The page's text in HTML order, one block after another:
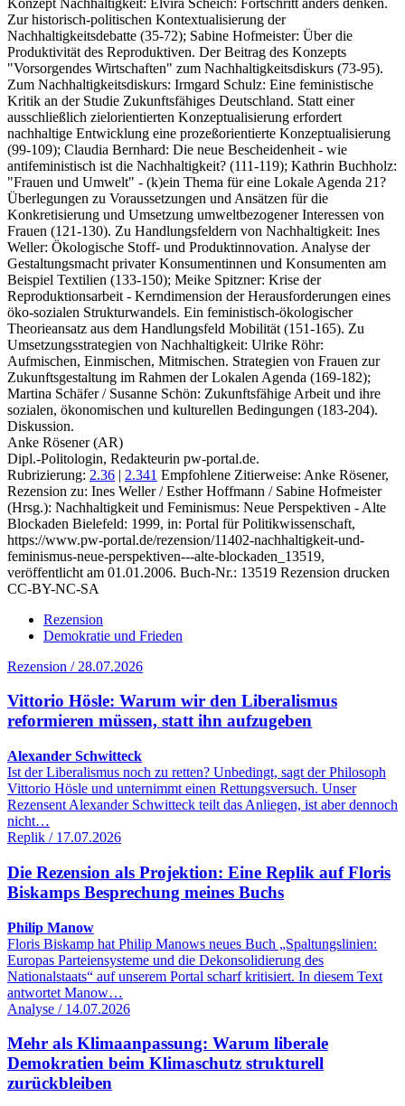
Zur historisch-politischen Kontextualisierung der
Nachhaltigkeitsdebatte (35-72); Sabine Hofmeister: Über die
Produktivität des Reproduktiven. Der Beitrag des Konzepts
"Vorsorgendes Wirtschaften" zum Nachhaltigkeitsdiskurs (73-95).
Zum Nachhaltigkeitsdiskurs: Irmgard Schulz: Eine feministische
Kritik an der Studie Zukunftsfähiges Deutschland. Statt einer
ausschließlich zielorientierten Konzeptualisierung erfordert
nachhaltige Entwicklung eine prozeßorientierte Konzeptualisierung
(99-109); Claudia Bernhard: Die neue Bescheidenheit - wie
antifeministisch ist die Nachhaltigkeit? (111-119); Kathrin Buchholz:
"Frauen und Umwelt" - (k)ein Thema für eine Lokale Agenda 21?
Überlegungen zu Voraussetzungen und Ansätzen für die
Konkretisierung und Umsetzung umweltbezogener Interessen von
Frauen (121-130). Zu Handlungsfeldern von Nachhaltigkeit: Ines
Weller: Ökologische Stoff- und Produktinnovation. Analyse der
Gestaltungsmacht privater Konsumentinnen und Konsumenten am
Beispiel Textilien (133-150); Meike Spitzner: Krise der
Reproduktionsarbeit - Kerndimension der Herausforderungen eines
öko-sozialen Strukturwandels. Ein feministisch-ökologischer
Theorieansatz aus dem Handlungsfeld Mobilität (151-165). Zu
Umsetzungsstrategien von Nachhaltigkeit: Ulrike Röhr:
Aufmischen, Einmischen, Mitmischen. Strategien von Frauen zur
Zukunftsgestaltung im Rahmen der Lokalen Agenda (169-182);
Martina Schäfer / Susanne Schön: Zukunftsfähige Arbeit und ihre
sozialen, ökonomischen und kulturellen Bedingungen (183-204).
Diskussion.
Anke Rösener (AR)
Dipl.-Politologin, Redakteurin pw-portal.de.
Rubrizierung: 2.36 | 2.341 Empfohlene Zitierweise: Anke Rösener,
Rezension zu: Ines Weller / Esther Hoffmann / Sabine Hofmeister
(Hrsg.): Nachhaltigkeit und Feminismus: Neue Perspektiven - Alte
Blockaden Bielefeld: 1999, in: Portal für Politikwissenschaft,
https://www.pw-portal.de/rezension/11402-nachhaltigkeit-und-
feminismus-neue-perspektiven---alte-blockaden_13519,
veröffentlicht am 01.01.2006. Buch-Nr.: 13519 Rezension drucken
CC-BY-NC-SA
Rezension
Demokratie und Frieden
Rezension / 28.07.2026
Vittorio Hösle: Warum wir den Liberalismus
reformieren müssen, statt ihn aufzugeben
Alexander Schwitteck
Ist der Liberalismus noch zu retten? Unbedingt, sagt der Philosoph
Vittorio Hösle und unternimmt einen Rettungsversuch. Unser
Rezensent Alexander Schwitteck teilt das Anliegen, ist aber dennoch
nicht…
Replik / 17.07.2026
Die Rezension als Projektion: Eine Replik auf Floris
Biskamps Besprechung meines Buchs
Philip Manow
Floris Biskamp hat Philip Manows neues Buch „Spaltungslinien:
Europas Parteiensysteme und die Dekonsolidierung des
Nationalstaats“ auf unserem Portal scharf kritisiert. In diesem Text
antwortet Manow…
Analyse / 14.07.2026
Mehr als Klimaanpassung: Warum liberale
Demokratien beim Klimaschutz strukturell
zurückbleiben